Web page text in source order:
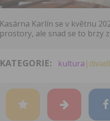
Kasárna Karlín se v květnu
prostory, ale snad se to brzy
KATEGORIE: kultura